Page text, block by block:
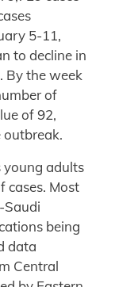
5-11,
to decline in
By the week
of
of 92,
young adults
cases. Most
Saudi
being
data
Central